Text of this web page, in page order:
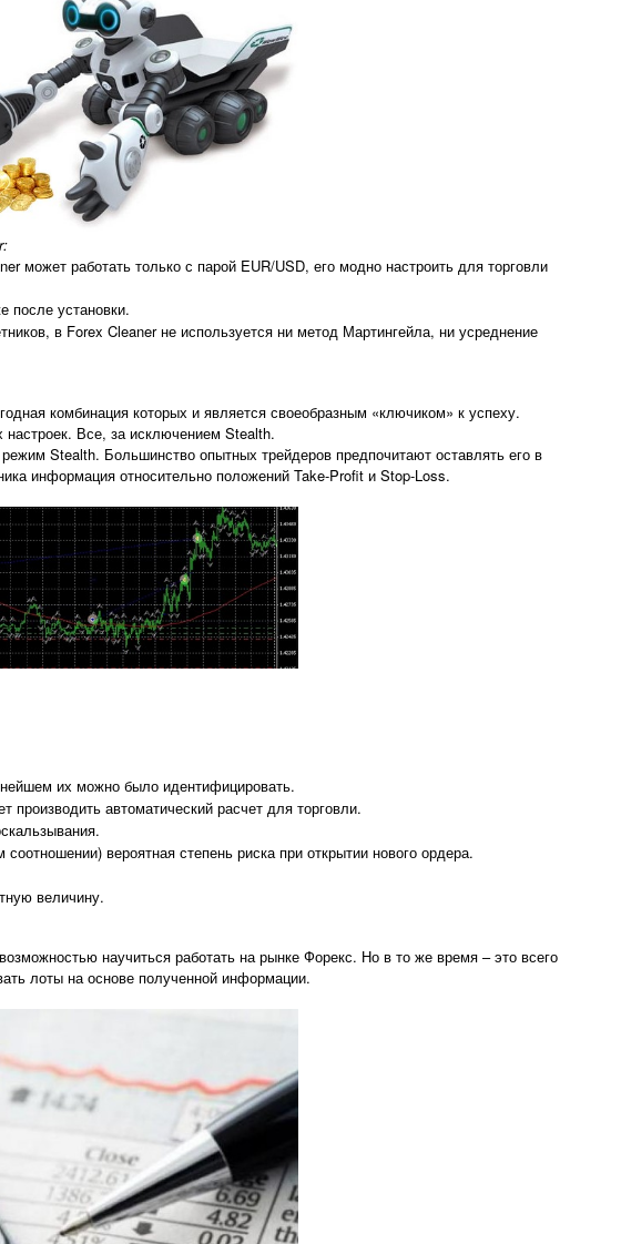
может работать только с парой EUR/USD, его модно настроить для торговли
после установки.
в Forex Cleaner не используется ни метод Мартингейла, ни усреднение
комбинация которых и является своеобразным «ключиком» к успеху.
настроек. Все, за исключением Stealth.
Stealth. Большинство опытных трейдеров предпочитают оставлять его в
информация относительно положений Take-Profit и Stop-Loss.
их можно было идентифицировать.
автоматический расчет для торговли.
вероятная степень риска при открытии нового ордера.
величину.
научиться работать на рынке Форекс. Но в то же время – это всего
лоты на основе полученной информации.